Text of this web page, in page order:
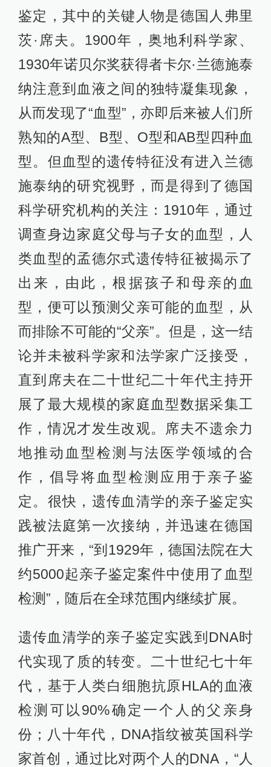
鉴定，其中的关键人物是德国人弗里
茨·席夫。1900年，奥地利科学家、
1930年诺贝尔奖获得者卡尔·兰德施泰
纳注意到血液之间的独特凝集现象，
从而发现了“血型”，亦即后来被人们所
熟知的A型、B型、O型和AB型四种血
型。但血型的遗传特征没有进入兰德
施泰纳的研究视野，而是得到了德国
科学研究机构的关注：1910年，通过
调查身边家庭父母与子女的血型，人
类血型的孟德尔式遗传特征被揭示了
出来，由此，根据孩子和母亲的血
型，便可以预测父亲可能的血型，从
而排除不可能的“父亲”。但是，这一结
论并未被科学家和法学家广泛接受，
直到席夫在二十世纪二十年代主持开
展了最大规模的家庭血型数据采集工
作，情况才发生改观。席夫不遗余力
地推动血型检测与法医学领域的合
作，倡导将血型检测应用于亲子鉴
定。很快，遗传血清学的亲子鉴定实
践被法庭第一次接纳，并迅速在德国
推广开来，“到1929年，德国法院在大
约5000起亲子鉴定案件中使用了血型
检测”，随后在全球范围内继续扩展。
遗传血清学的亲子鉴定实践到DNA时
代实现了质的转变。二十世纪七十年
代，基于人类白细胞抗原HLA的血液
检测可以90%确定一个人的父亲身
份；八十年代，DNA指纹被英国科学
家首创，通过比对两个人的DNA，“人